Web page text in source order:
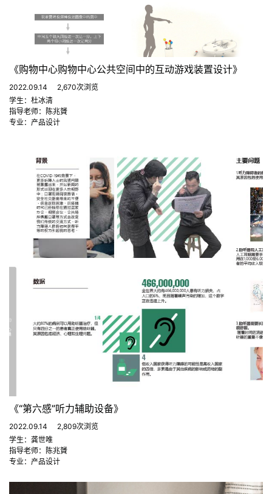
《购物中心购物中心公共空间中的互动游戏装置设计》
2022.09.14
2,670次浏览
学生：杜冰清
指导老师：陈兆贇
专业：产品设计
《“第六感”听力辅助设备》
2022.09.14
2,809次浏览
学生：龚世唯
指导老师：陈兆贇
专业：产品设计